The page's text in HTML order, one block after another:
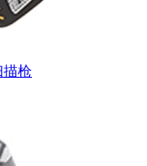
描枪